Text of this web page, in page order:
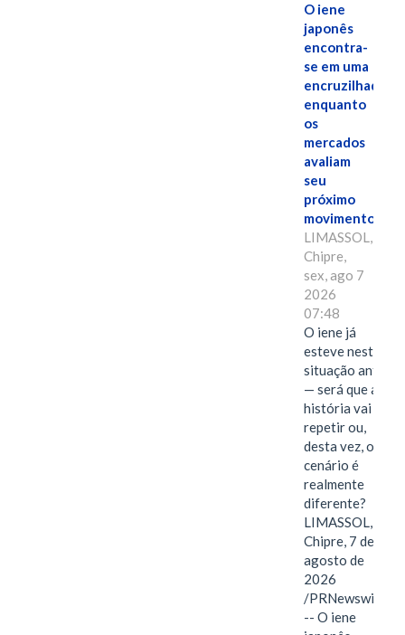
O iene
japonês
encontra-
se em uma
encruzilhada
enquanto
os
mercados
avaliam
seu
próximo
movimento.
LIMASSOL,
Chipre,
sex, ago 7
2026
07:48
O iene já
esteve nesta
situação antes
— será que a
história vai se
repetir ou,
desta vez, o
cenário é
realmente
diferente?
LIMASSOL,
Chipre, 7 de
agosto de
2026
/PRNewswire/
-- O iene